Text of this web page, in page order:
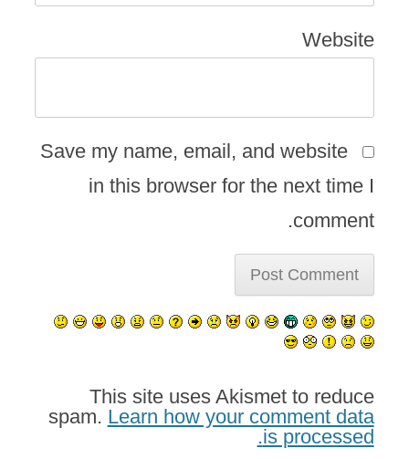
Website
Save my name, email, and website
in this browser for the next time I
comment.
This site uses Akismet to reduce
spam. Learn how your comment data
is processed.